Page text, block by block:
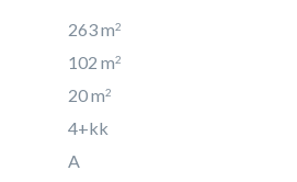
263 m2
102 m2
20 m2
4+kk
A